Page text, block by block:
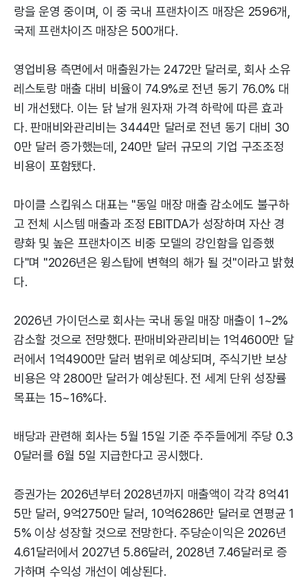
랑을 운영 중이며, 이 중 국내 프랜차이즈 매장은 2596개,
국제 프랜차이즈 매장은 500개다.
영업비용 측면에서 매출원가는 2472만 달러로, 회사 소유
레스토랑 매출 대비 비율이 74.9%로 전년 동기 76.0% 대
비 개선됐다. 이는 닭 날개 원자재 가격 하락에 따른 효과
다. 판매비와관리비는 3444만 달러로 전년 동기 대비 30
0만 달러 증가했는데, 240만 달러 규모의 기업 구조조정
비용이 포함됐다.
마이클 스킵워스 대표는 "동일 매장 매출 감소에도 불구하
고 전체 시스템 매출과 조정 EBITDA가 성장하며 자산 경
량화 및 높은 프랜차이즈 비중 모델의 강인함을 입증했
다"며 "2026년은 윙스탑에 변혁의 해가 될 것"이라고 밝혔
다.
2026년 가이던스로 회사는 국내 동일 매장 매출이 1~2%
감소할 것으로 전망했다. 판매비와관리비는 1억4600만 달
러에서 1억4900만 달러 범위로 예상되며, 주식기반 보상
비용은 약 2800만 달러가 예상된다. 전 세계 단위 성장률
목표는 15~16%다.
배당과 관련해 회사는 5월 15일 기준 주주들에게 주당 0.3
0달러를 6월 5일 지급한다고 공시했다.
증권가는 2026년부터 2028년까지 매출액이 각각 8억41
5만 달러, 9억2750만 달러, 10억6286만 달러로 연평균 1
5% 이상 성장할 것으로 전망한다. 주당순이익은 2026년
4.61달러에서 2027년 5.86달러, 2028년 7.46달러로 증
가하며 수익성 개선이 예상된다.